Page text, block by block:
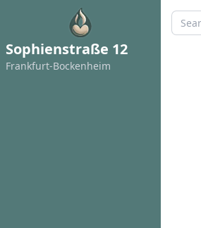
Sophienstraße 12
Frankfurt-Bockenheim